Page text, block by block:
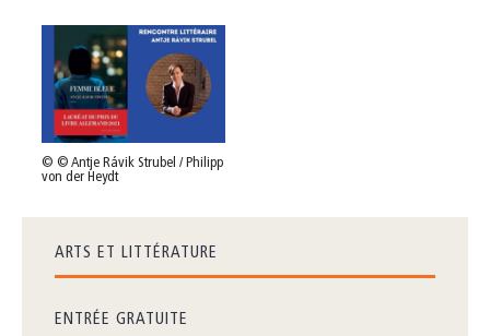
© © Antje Rávik Strubel / Philipp
von der Heydt
ARTS ET LITTÉRATURE
ENTRÉE GRATUITE